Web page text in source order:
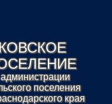
поселения
края